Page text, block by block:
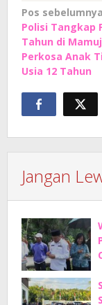
Navigasi
pos
Pos sebelumnya
Polisi Tangkap
Tahun di
Perkosa Anak
Usia 12 Tahun
Jangan